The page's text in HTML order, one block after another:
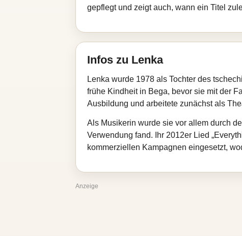
gepflegt und zeigt auch, wann ein Titel
Infos zu Lenka
Lenka wurde 1978 als Tochter des
frühe Kindheit in Bega, bevor sie mit der
Ausbildung und arbeitete zunächst als
Als Musikerin wurde sie vor allem durch
Verwendung fand. Ihr 2012er Lied
kommerziellen Kampagnen eingesetzt,
Anzeige